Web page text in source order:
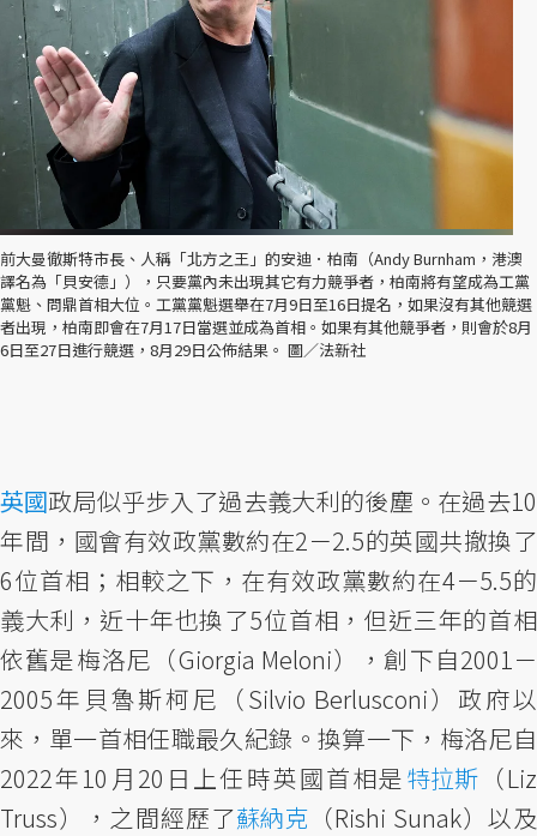
前大曼徹斯特市長、人稱「北方之王」的安迪．柏南（Andy Burnham，港澳
譯名為「貝安德」），只要黨內未出現其它有力競爭者，柏南將有望成為工黨
黨魁、問鼎首相大位。工黨黨魁選舉在7月9日至16日提名，如果沒有其他競選
者出現，柏南即會在7月17日當選並成為首相。如果有其他競爭者，則會於8月
6日至27日進行競選，8月29日公佈結果。 圖／法新社
英國政局似乎步入了過去義大利的後塵。在過去10
年間，國會有效政黨數約在2－2.5的英國共撤換了
6位首相；相較之下，在有效政黨數約在4－5.5的
義大利，近十年也換了5位首相，但近三年的首相
依舊是梅洛尼（Giorgia Meloni），創下自2001－
2005年貝魯斯柯尼（Silvio Berlusconi）政府以
來，單一首相任職最久紀錄。換算一下，梅洛尼自
2022年10月20日上任時英國首相是特拉斯（Liz
Truss），之間經歷了蘇納克 （Rishi Sunak）以及